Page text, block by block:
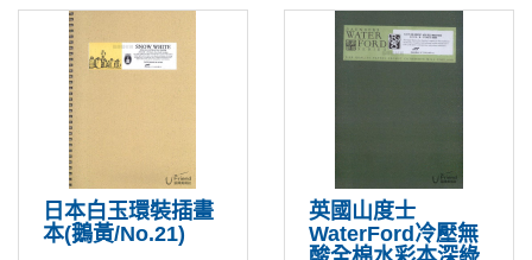
日本白玉環裝插畫
本(鵝黃/No.21)
英國山度士
WaterFord冷壓無